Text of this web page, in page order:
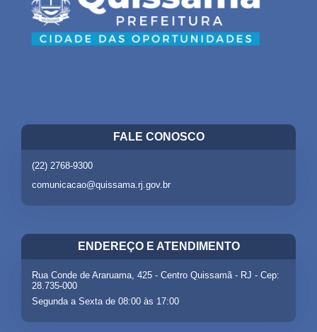
FALE CONOSCO
(22) 2768-9300
comunicacao@quissama.rj.gov.br
ENDEREÇO E ATENDIMENTO
Rua Conde de Araruama, 425 - Centro Quissamã - RJ - Cep:
28.735-000
Segunda a Sexta de 08:00 às 17:00